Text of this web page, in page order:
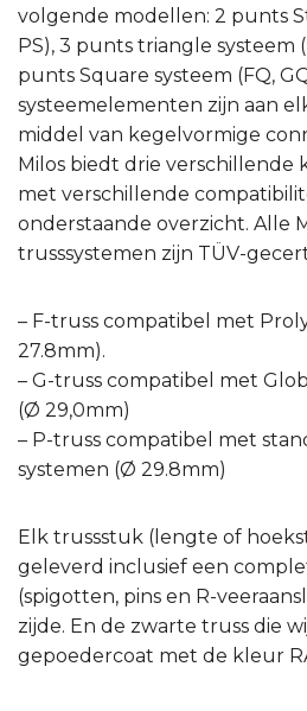
volgende modellen: 2 punts
PS), 3 punts triangle systeem
punts Square systeem (FQ,
systeemelementen zijn aan
middel van kegelvormige
Milos biedt drie verschillende
met verschillende
onderstaande overzicht. Alle
trusssystemen zijn TÜV-
– F-truss compatibel met
27.8mm).
– G-truss compatibel met
(Ø 29,0mm)
– P-truss compatibel met
systemen (Ø 29.8mm)
Elk trussstuk (lengte of
geleverd inclusief een
(spigotten, pins en R-
zijde. En de zwarte truss die
gepoedercoat met de kleur